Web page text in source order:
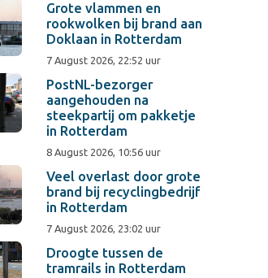
Grote vlammen en
rookwolken bij brand aan
Doklaan in Rotterdam
7 August 2026, 22:52 uur
PostNL-bezorger
aangehouden na
steekpartij om pakketje
in Rotterdam
8 August 2026, 10:56 uur
Veel overlast door grote
brand bij recyclingbedrijf
in Rotterdam
7 August 2026, 23:02 uur
Droogte tussen de
tramrails in Rotterdam